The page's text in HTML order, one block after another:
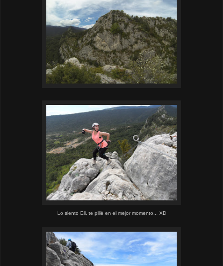
Lo siento Eli, te pillé en el mejor momento... XD